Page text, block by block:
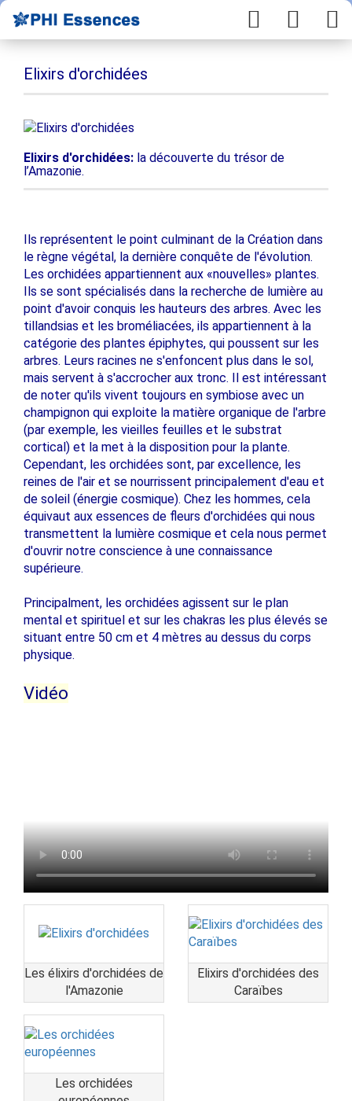
Elixirs d'orchidées
Elixirs d'orchidées: la découverte du trésor de
l’Amazonie.
Ils représentent le point culminant de la Création dans
le règne végétal, la dernière conquête de l'évolution.
Les orchidées appartiennent aux «nouvelles» plantes.
Ils se sont spécialisés dans la recherche de lumière au
point d'avoir conquis les hauteurs des arbres. Avec les
tillandsias et les broméliacées, ils appartiennent à la
catégorie des plantes épiphytes, qui poussent sur les
arbres. Leurs racines ne s'enfoncent plus dans le sol,
mais servent à s'accrocher aux tronc. Il est intéressant
de noter qu'ils vivent toujours en symbiose avec un
champignon qui exploite la matière organique de l'arbre
(par exemple, les vieilles feuilles et le substrat
cortical) et la met à la disposition pour la plante.
Cependant, les orchidées sont, par excellence, les
reines de l'air et se nourrissent principalement d'eau et
de soleil (énergie cosmique). Chez les hommes, cela
équivaut aux essences de fleurs d'orchidées qui nous
transmettent la lumière cosmique et cela nous permet
d'ouvrir notre conscience à une connaissance
supérieure.
Principalment, les orchidées agissent sur le plan
mental et spirituel et sur les chakras les plus élevés se
situant entre 50 cm et 4 mètres au dessus du corps
physique.
Vidéo
Les élixirs d'orchidées de
l'Amazonie
Elixirs d'orchidées des
Caraïbes
Les orchidées